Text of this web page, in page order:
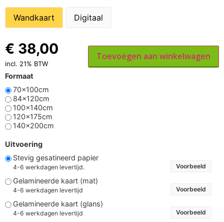
Wandkaart Digitaal
Formaat
70x100cm
84x120cm
100x140cm
120x175cm
140x200cm
Uitvoering
Stevig gesatineerd papier
4-6 werkdagen levertijd. Voorbeeld
Gelamineerde kaart (mat)
4-6 werkdagen levertijd Voorbeeld
Gelamineerde kaart (glans)
4-6 werkdagen levertijd Voorbeeld
€ 38,00
incl. 21% BTW
Toevoegen aan winkelwagen